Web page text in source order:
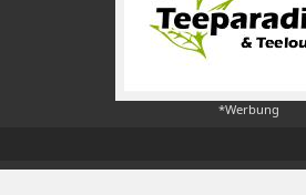
*Werbung